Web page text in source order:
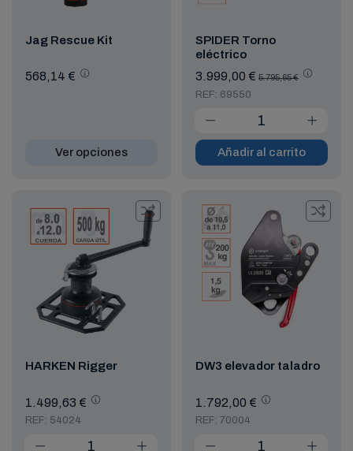
Jag Rescue Kit
568,14 €
Ver opciones
SPIDER Torno
eléctrico
3.999,00 € 5.795,65 €
REF: 69550
Añadir al carrito
HARKEN Rigger
1.499,63 €
REF: 54024
DW3 elevador taladro
1.792,00 €
REF: 70004